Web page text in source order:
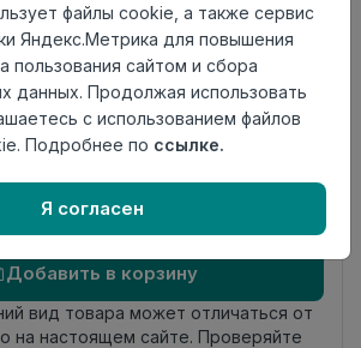
Добавить в корзину
вид товара может отличаться от
на настоящем сайте. Проверяйте
файлы cookie, а также сервис
Яндекс.Метрика для повышения
пользования сайтом и сбора
данных. Продолжая использовать
с использованием файлов
Подробнее по ссылке.
Я согласен